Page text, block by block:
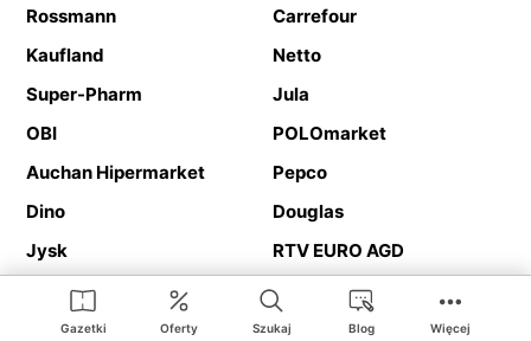
Gazetki Oferty Szukaj Blog Więcej
Rossmann
Carrefour
Kaufland
Netto
Super-Pharm
Jula
OBI
POLOmarket
Auchan Hipermarket
Pepco
Dino
Douglas
Jysk
RTV EURO AGD
Action
Media Expert
Deichmann
Media Markt